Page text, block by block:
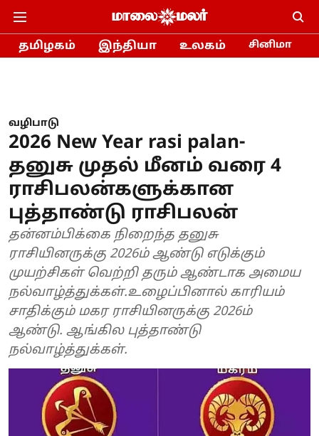
தமிழகம் இந்தியா உலகம் சினிமா
வழிபாடு
2026 New Year rasi palan-
தனுசு முதல் மீனம் வரை 4
ராசிபலன்களுக்கான
புத்தாண்டு ராசிபலன்
தன்னம்பிக்கை நிறைந்த தனுசு
ராசியினருக்கு 2026ம் ஆண்டு எடுக்கும்
முயற்சிகள் வெற்றி தரும் ஆண்டாக அமைய
நல்வாழ்த்துக்கள்.உழைப்பினால் காரியம்
சாதிக்கும் மகர ராசியினருக்கு 2026ம்
ஆண்டு. ஆங்கில புத்தாண்டு
நல்வாழ்த்துக்கள்.